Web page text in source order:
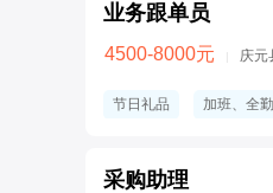
业务跟单员
4500-8000元 庆元
节日礼品 加班、全
采购助理